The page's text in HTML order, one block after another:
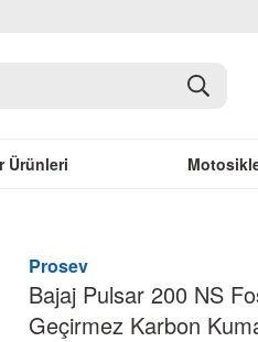
Ürünleri
Prosev
Bajaj Pulsar 200 NS
Geçirmez Karbon